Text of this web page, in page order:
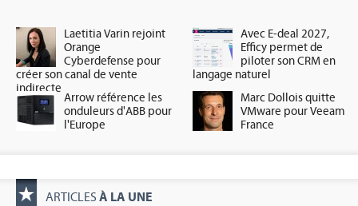
Laetitia Varin rejoint
Orange
Cyberdefense pour
créer son canal de vente
indirecte
Avec E-deal 2027,
Efficy permet de
piloter son CRM en
langage naturel
Arrow référence les
onduleurs d'ABB pour
l'Europe
Marc Dollois quitte
VMware pour Veeam
France
ARTICLES À LA UNE